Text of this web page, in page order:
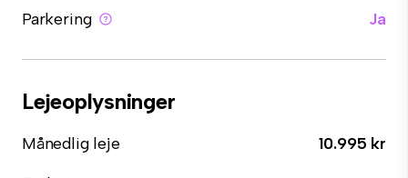
Parkering
Ja
Lejeoplysninger
Månedlig leje
10.995 kr